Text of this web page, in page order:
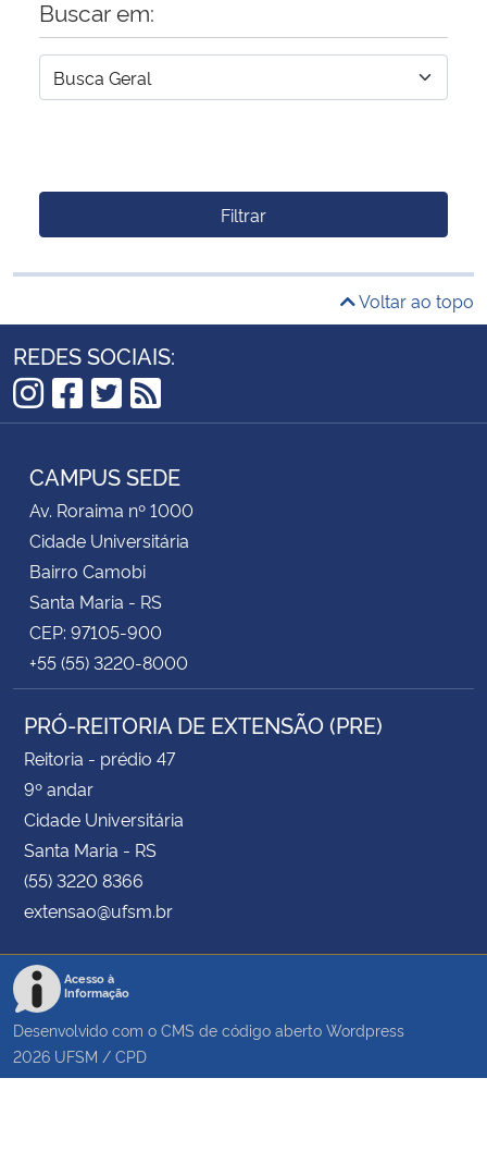
Buscar em:
Filtrar
Voltar ao topo
REDES SOCIAIS:
Instagram
Facebook
Twitter
RSS
CAMPUS SEDE
Av. Roraima nº 1000
Cidade Universitária
Bairro Camobi
Santa Maria - RS
CEP: 97105-900
+55 (55) 3220-8000
PRÓ-REITORIA DE EXTENSÃO (PRE)
Reitoria - prédio 47
9º andar
Cidade Universitária
Santa Maria - RS
(55) 3220 8366
extensao@ufsm.br
Acesso à
Informação
Desenvolvido com o CMS de código aberto Wordpress
2026 UFSM / CPD